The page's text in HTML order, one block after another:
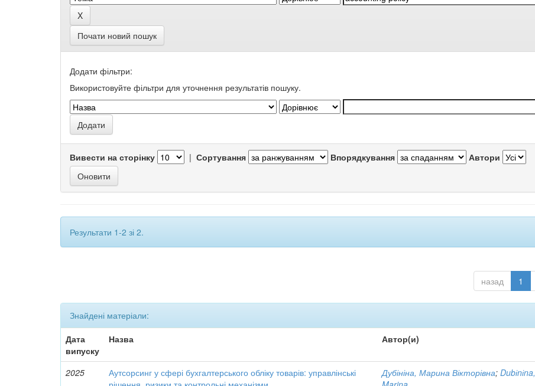
Почати новий пошук
Додати фільтри:
Використовуйте фільтри для уточнення результатів пошуку.
Вивести на сторінку | Сортування Впорядкування Автори
Результати 1-2 зі 2.
назад 1
Знайдені матеріали:
Дата
випуску
Назва Автор(и)
2025
Аутсорсинг у сфері бухгалтерського обліку товарів: управлінські
Дубініна, Марина Вікторівна;Dubіnіna,